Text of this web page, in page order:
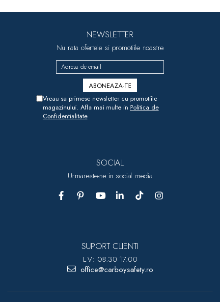
NEWSLETTER
Nu rata ofertele si promotiile noastre
Vreau sa primesc newsletter cu promotiile
magazinului. Afla mai multe in Politica de
Confidentialitate
SOCIAL
Urmareste-ne in social media
SUPORT CLIENTI
L-V: 08.30-17.00
office@carboysafety.ro